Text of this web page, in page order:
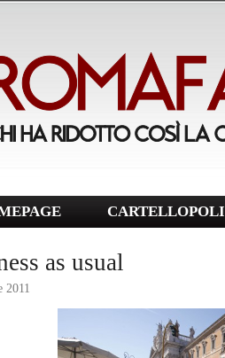
CARTELLOPOLI
as usual
2011